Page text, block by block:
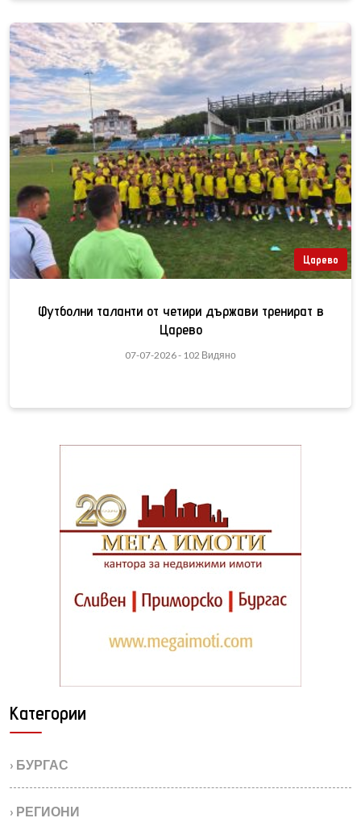
Царево
Футболни таланти от четири държави тренират в
Царево
07-07-2026 - 102 Видяно
Категории
› БУРГАС
› РЕГИОНИ